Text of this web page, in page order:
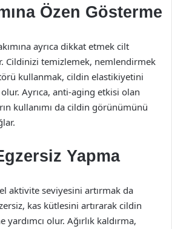
Özen Gösterme
ayrıca dikkat etmek cilt
Cildinizi temizlemek, nemlendirmek
kullanmak, cildin elastikiyetini
olur. Ayrıca, anti-aging etkisi olan
kullanımı da cildin görünümünü
Yapma
aktivite seviyesini artırmak da
kas kütlesini artırarak cildin
yardımcı olur. Ağırlık kaldırma,